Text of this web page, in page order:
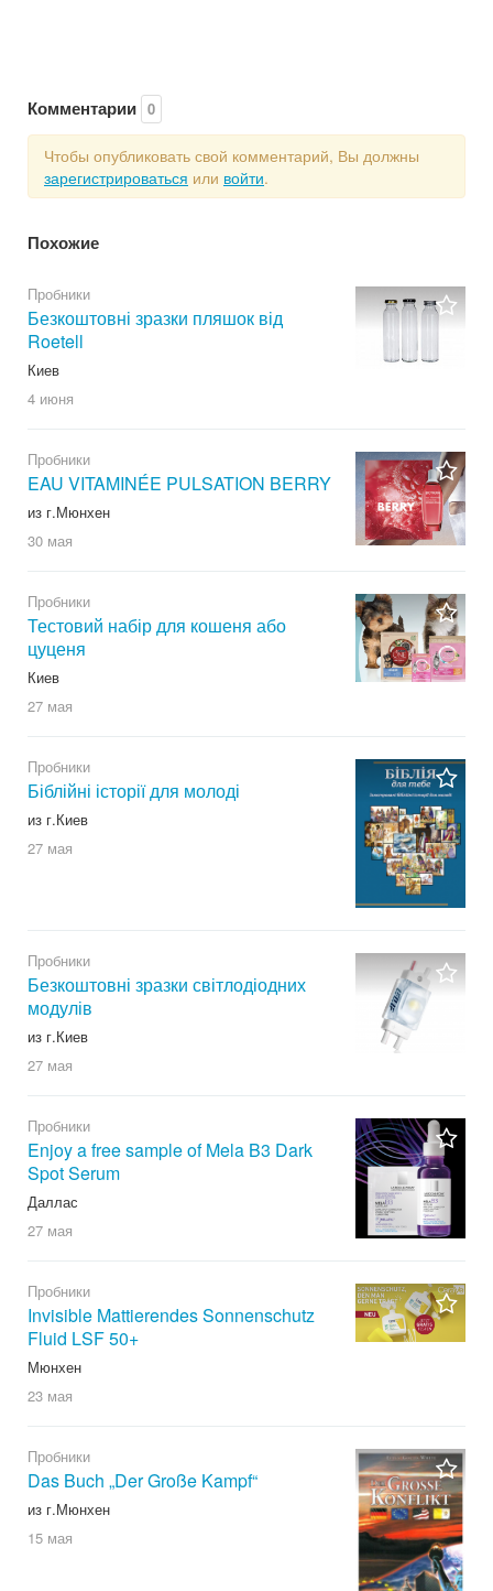
Комментарии 0
Чтобы опубликовать свой комментарий, Вы должны
зарегистрироваться или войти.
Похожие
Пробники
Безкоштовні зразки пляшок від
Roetell
Киев
4 июня
Пробники
EAU VITAMINÉE PULSATION BERRY
из г.Мюнхен
30 мая
Пробники
Тестовий набір для кошеня або
цуценя
Киев
27 мая
Пробники
Біблійні історії для молоді
из г.Киев
27 мая
Пробники
Безкоштовні зразки світлодіодних
модулів
из г.Киев
27 мая
Пробники
Enjoy a free sample of Mela B3 Dark
Spot Serum
Даллас
27 мая
Пробники
Invisible Mattierendes Sonnenschutz
Fluid LSF 50+
Мюнхен
23 мая
Пробники
Das Buch „Der Große Kampf“
из г.Мюнхен
15 мая